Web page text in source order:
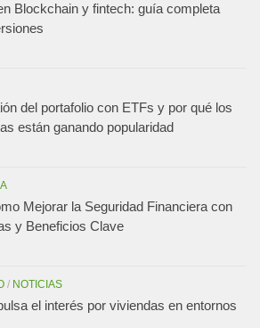
Blockchain y fintech: guía completa
del portafolio con ETFs y por qué los
están ganando popularidad
Mejorar la Seguridad Financiera con
y Beneficios Clave
/ NOTICIAS
el interés por viviendas en entornos